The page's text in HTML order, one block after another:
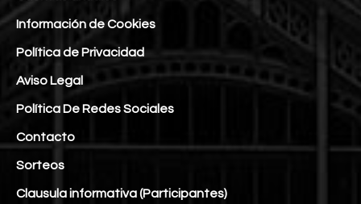
Información de Cookies
Política de Privacidad
Aviso Legal
Política De Redes Sociales
Contacto
Sorteos
Clausula informativa (Participantes)